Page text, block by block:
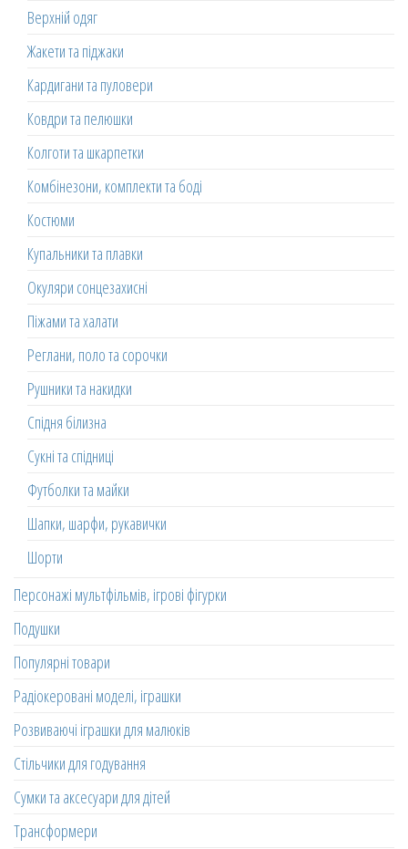
Верхній одяг
Жакети та піджаки
Кардигани та пуловери
Ковдри та пелюшки
Колготи та шкарпетки
Комбінезони, комплекти та боді
Костюми
Купальники та плавки
Окуляри сонцезахисні
Піжами та халати
Реглани, поло та сорочки
Рушники та накидки
Спідня білизна
Сукні та спідниці
Футболки та майки
Шапки, шарфи, рукавички
Шорти
Персонажі мультфільмів, ігрові фігурки
Подушки
Популярні товари
Радіокеровані моделі, іграшки
Розвиваючі іграшки для малюків
Стільчики для годування
Сумки та аксесуари для дітей
Трансформери